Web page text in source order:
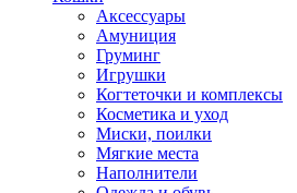
Аксессуары
Амуниция
Груминг
Игрушки
Когтеточки и комплексы
Косметика и уход
Миски, поилки
Мягкие места
Наполнители